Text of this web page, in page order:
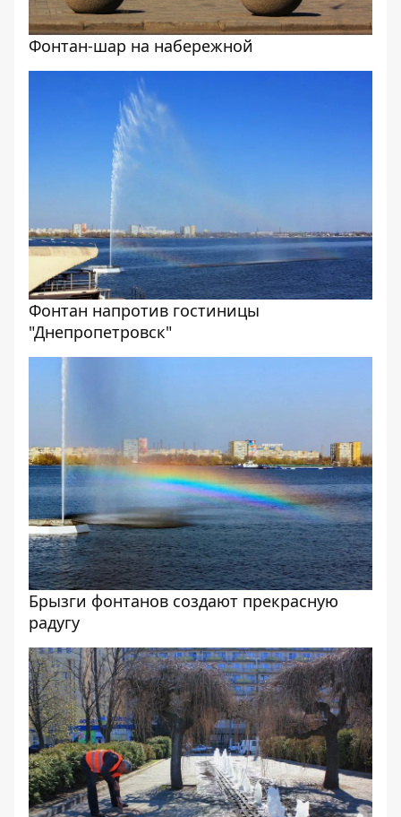
Фонтан-шар на набережной
Фонтан напротив гостиницы
"Днепропетровск"
Брызги фонтанов создают прекрасную
радугу